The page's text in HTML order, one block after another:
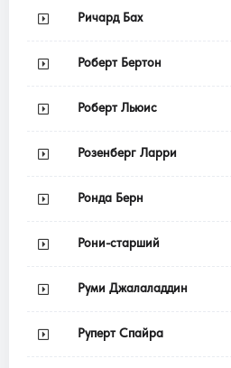
Ричард Бах
Роберт Бертон
Роберт Льюис
Розенберг Ларри
Ронда Берн
Рони-старший
Руми Джалаладдин
Руперт Спайра